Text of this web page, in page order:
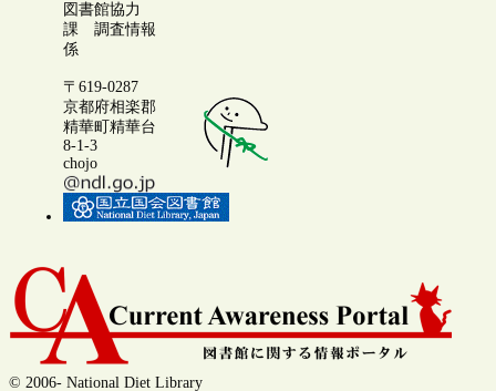
図書館協力
課 調査情報
係
〒619-0287
京都府相楽郡
精華町精華台
8-1-3
chojo
© 2006- National Diet Library